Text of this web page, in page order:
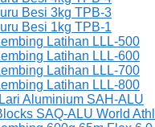
Besi 3kg TPB-3
Besi 1kg TPB-1
Latihan LLL-500
Latihan LLL-600
Latihan LLL-700
Latihan LLL-800
Aluminium SAH-ALU
SAQ-ALU World